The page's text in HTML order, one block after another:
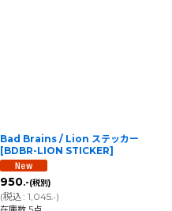
Bad Brains / Lion ステッカー
[BDBR-LION STICKER]
950.-(税別)
(税込: 1,045.-)